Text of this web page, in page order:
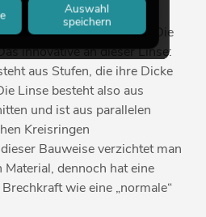
Jean Fresnel
für Leuchttürme: Die
innovative an dieser Linse:
aus Stufen, die ihre Dicke
Linse besteht also aus
und ist aus parallelen
Kreisringen
Bauweise verzichtet man
dennoch hat eine
wie eine „normale“
Auswahl
speichern